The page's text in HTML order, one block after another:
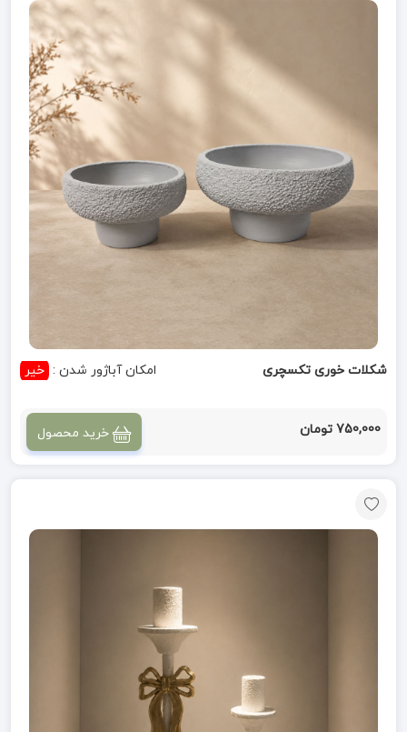
شکلات خوری تکسچری امکان آباژور شدن : خیر
750,000 تومان خرید محصول